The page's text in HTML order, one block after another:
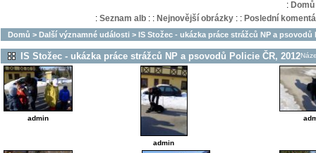
: Domů
: Seznam alb: : Nejnovější obrázky: : Poslední
Domů > Další významné události > IS Stožec - ukázka práce strážců NP a psovodů
IS Stožec - ukázka práce strážců NP a psovodů Policie ČR, 2012
admin
admin